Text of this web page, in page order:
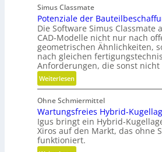
a
t
z
t
t
e
r
i
e
-
u
n
g
e
t
Simus Classmate
Potenziale der
Die Software Simus Classmate
CAD-Modelle nicht nur nach
geometrischen Ähnlichkeiten,
nach gleichen
Anforderungen, die sonst
Weiterlesen:
P
o
t
e
n
z
Ohne Schmiermittel
Wartungsfreies Hybrid-
Igus bringt ein Hybrid-
Xiros auf den Markt, das ohne
funktioniert.